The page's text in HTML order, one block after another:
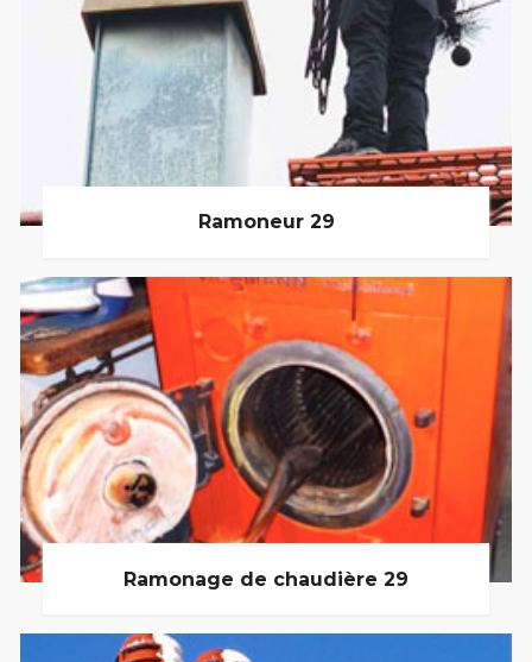
Ramoneur 29
Ramonage de chaudière 29